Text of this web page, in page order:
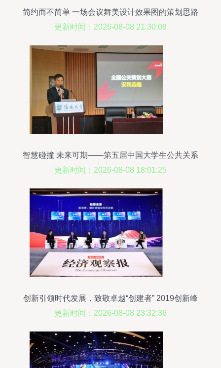
简约而不简单 一场会议舞美设计效果图的策划思路
更新时间：2026-08-08 21:30:08
智慧碰撞 未来可期——第五届中国大学生公共关系
策划大赛巡临海大
更新时间：2026-08-08 18:01:25
创新引领时代发展，致敬卓越“创建者” 2019创新峰
会圆满落幕
更新时间：2026-08-08 23:32:36